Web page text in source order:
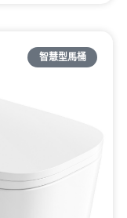
智慧型馬桶